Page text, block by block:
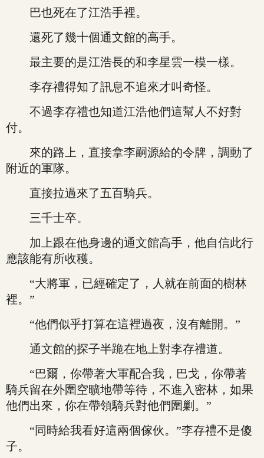
巴也死在了江浩手裡。
還死了幾十個通文館的高手。
最主要的是江浩長的和李星雲一模一樣。
李存禮得知了訊息不追來才叫奇怪。
不過李存禮也知道江浩他們這幫人不好對
付。
來的路上，直接拿李嗣源給的令牌，調動了
附近的軍隊。
直接拉過來了五百騎兵。
三千士卒。
加上跟在他身邊的通文館高手，他自信此行
應該能有所收穫。
“大將軍，已經確定了，人就在前面的樹林
裡。”
“他們似乎打算在這裡過夜，沒有離開。”
通文館的探子半跪在地上對李存禮道。
“巴爾，你帶著大軍配合我，巴戈，你帶著
騎兵留在外圍空曠地帶等待，不進入密林，如果
他們出來，你在帶領騎兵對他們圍剿。”
“同時給我看好這兩個傢伙。”李存禮不是傻
子。